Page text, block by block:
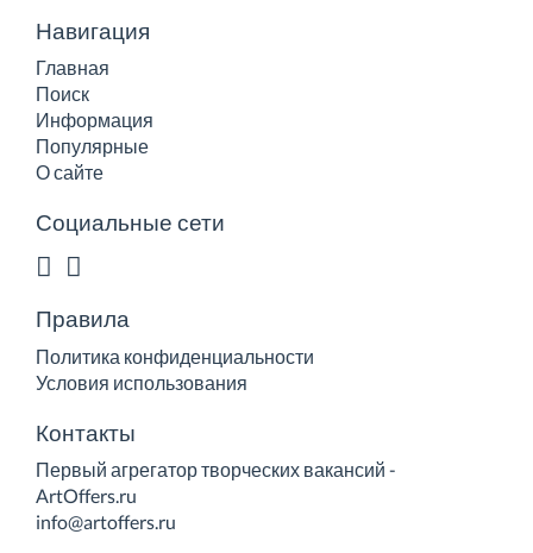
Навигация
Главная
Поиск
Информация
Популярные
О сайте
Социальные сети
Правила
Политика конфиденциальности
Условия использования
Контакты
Первый агрегатор творческих вакансий -
ArtOffers.ru
info@artoffers.ru